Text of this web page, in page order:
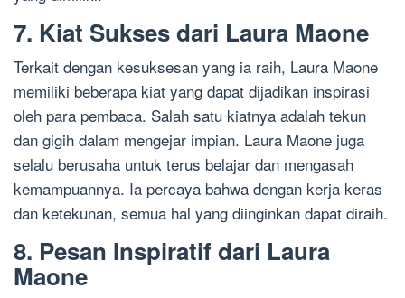
7. Kiat Sukses dari Laura Maone
Terkait dengan kesuksesan yang ia raih, Laura Maone
memiliki beberapa kiat yang dapat dijadikan inspirasi
oleh para pembaca. Salah satu kiatnya adalah tekun
dan gigih dalam mengejar impian. Laura Maone juga
selalu berusaha untuk terus belajar dan mengasah
kemampuannya. Ia percaya bahwa dengan kerja keras
dan ketekunan, semua hal yang diinginkan dapat diraih.
8. Pesan Inspiratif dari Laura
Maone